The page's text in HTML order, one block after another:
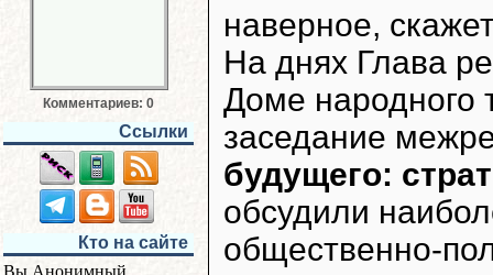
Комментариев: 0
Ссылки
Кто на сайте
Вы Анонимный
наверное,
На днях Глава
Доме народного
заседание
будущего:
обсудили
общественно-